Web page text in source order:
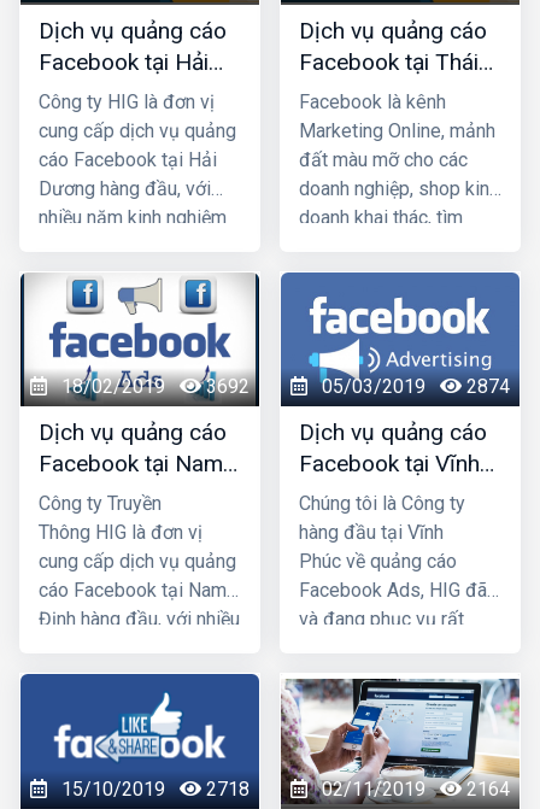
triển kinh doanh nhanh
chóng.
phát triển kinh doanh
nhanh chóng.
Dịch vụ quảng cáo
Facebook tại Hải
Dương giá rẻ, uy tín
nhất
Công ty HIG là đơn vị
cung cấp dịch vụ quảng
cáo Facebook tại Hải
Dương hàng đầu, với
nhiều năm kinh nghiệm
hàng trăm khách hàng
lớn nhỏ ở Hải Dương và
toàn quốc Việt Nam,
chúng tôi chắc chắn sẽ
giúp quý khách phát
triển kinh doanh nhanh
chóng.
Dịch vụ quảng cáo
Facebook tại Thái
Bình giá rẻ, uy tín
Facebook là kênh
Marketing Online, mảnh
đất màu mỡ cho các
doanh nghiệp, shop kinh
doanh khai thác, tìm
năng ở Thái Bình không
kênh marketing nào
bằng. Nếu bạn là người
đang kinh doanh thì
không thể bỏ qua dịch
vụ chạy quảng
cáo Facebook được,
hãy liên hệ ngay với HIG
chúng tôi để chúng tôi
giúp bạn khai thác
Facebook để phát triển
kinh doanh.
18/02/2019 3692
Dịch vụ quảng cáo
Facebook tại Nam
Định giá rẻ, uy tín
Công ty Truyền
Thông HIG là đơn vị
cung cấp dịch vụ quảng
cáo Facebook tại Nam
Định hàng đầu, với nhiều
quảng cáo Facebook
cho hàng trăm khách
hàng lớn nhỏ ở Nam
Định và toàn quốc Việt
Nam, chúng tôi chắc
05/03/2019 2874
Dịch vụ quảng cáo
Facebook tại Vĩnh
Phúc giá rẻ, uy tín
Chúng tôi là Công ty
hàng đầu tại Vĩnh
Phúc về quảng cáo
Facebook Ads, HIG đã
và đang phục vụ rất
nghiệp/shop tiếp cận và
tương tác thành công
với nhiều khách hàng
thông qua kênh
Facebook Marketing,
15/10/2019 2718 02/11/2019 2164